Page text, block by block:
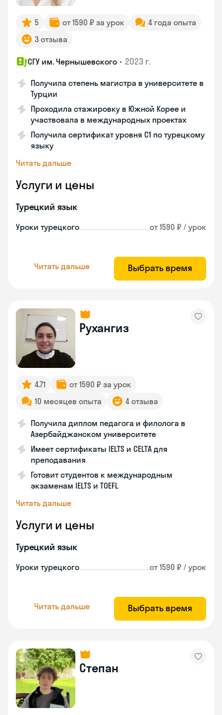
5 от 1590 ₽ за урок
4 года опыта
3 отзыва
СГУ им. Чернышевского • 2023 г.
Получила степень магистра в университете в
Турции
Проходила стажировку в Южной Корее и
участвовала в международных проектах
Получила сертификат уровня C1 по турецкому
языку
Читать дальше
Услуги и цены
Турецкий язык
Уроки турецкого от 1590 ₽ / урок
Читать дальше Выбрать время
Рухангиз
4.71
от 1590 ₽ за урок
10 месяцев опыта
4 отзыва
Получила диплом педагога и филолога в
Азербайджанском университете
Имеет сертификаты IELTS и CELTA для
преподавания
Готовит студентов к международным
экзаменам IELTS и TOEFL
Читать дальше
Услуги и цены
Турецкий язык
Уроки турецкого от 1590 ₽ / урок
Читать дальше Выбрать время
Степан